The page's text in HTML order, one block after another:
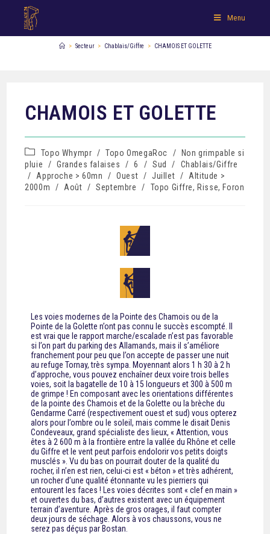
Menu
> Secteur > Chablais/Giffre > CHAMOIS ET GOLETTE
CHAMOIS ET GOLETTE
Topo Whympr / Topo OmegaRoc /
Non grimpable si
pluie
/ Grandes falaises / 6 / Sud /
Chablais/Giffre
/
Approche > 60mn / Ouest / Juillet /
Altitude >
2000m
/ Août / Septembre / Topo Giffre, Risse, Foron
Les voies modernes de la Pointe des Chamois ou de la
Pointe de la Golette n’ont pas connu le succès escompté. Il
est vrai que le rapport marche/escalade n’est pas favorable
si l’on part du parking des Allamands, mais il s’améliore
franchement pour peu que l’on accepte de passer une nuit
au refuge Tornay, très sympa. Moyennant alors 1 h 30 à 2 h
d’approche, vous pouvez enchaîner deux voire trois belles
voies, soit la bagatelle de 10 à 15 longueurs et 300 à 500 m
de grimpe ! En composant avec les orientations différentes
de la pointe des Chamois et de la Golette ou la brèche du
Gendarme Carré (respectivement ouest et sud) vous opterez
alors pour l’ombre ou le soleil, mais comme le disait Denis
Condeveaux, grand spécialiste des lieux, « Attention, vous
êtes à 2 600 m à la frontière entre la vallée du Rhône et celle
du Giffre et le vent peut parfois endolorir vos petits doigts
musclés ». Vu du bas on pourrait douter de la qualité du
rocher, il n’en est rien, celui-ci est « béton » et très adhérent,
un rocher d’une qualité étonnante vu les pierriers qui
entourent les faces ! Les voies décrites sont « clef en main »
et ouvertes du bas, d’autres existent avec un équipement
terrain d’aventure. Après de gros orages, il faut compter
deux jours de séchage. Alors à vos chaussons, vous ne
serez pas déçus par Bostan.